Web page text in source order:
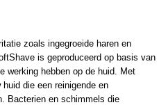
zoals ingegroeide haren en
is geproduceerd op basis van
werking hebben op de huid. Met
die een reinigende en
Bacterien en schimmels die